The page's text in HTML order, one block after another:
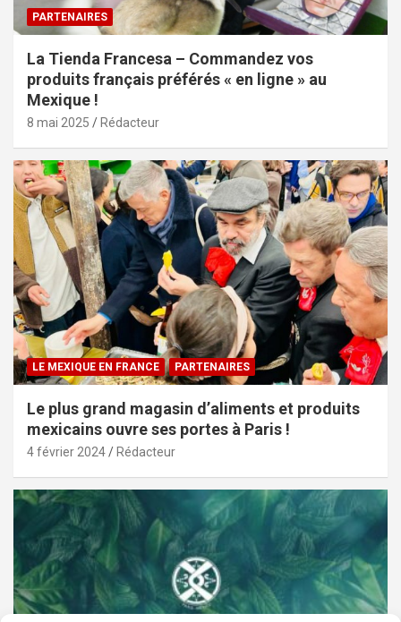
PARTENAIRES
La Tienda Francesa – Commandez vos
produits français préférés « en ligne » au
Mexique !
8 mai 2025 Rédacteur
LE MEXIQUE EN FRANCE PARTENAIRES
Le plus grand magasin d’aliments et produits
mexicains ouvre ses portes à Paris !
4 février 2024 Rédacteur